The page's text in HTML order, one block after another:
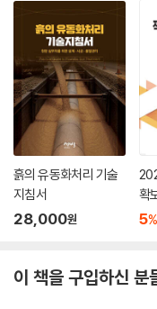
흙의 유동화처리 기술
지침서
28,000원
확
인
5%
이 책을 구입하신 분